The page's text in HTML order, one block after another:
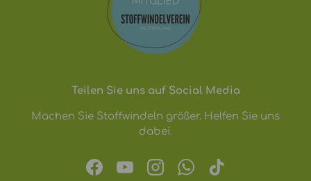
Teilen Sie uns auf Social Media
Machen Sie Stoffwindeln größer. Helfen Sie uns
dabei.
FacebookYouTubeInstagramWhatsApp
TikTok